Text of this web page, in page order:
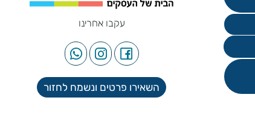
עקבו אחרינו